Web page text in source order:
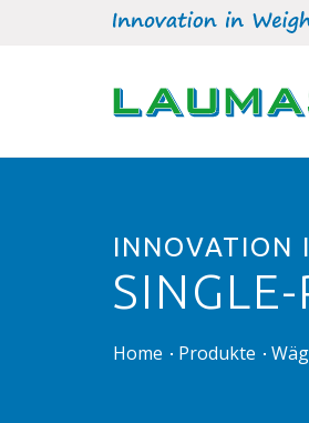
INNOVATION
Home Produkte